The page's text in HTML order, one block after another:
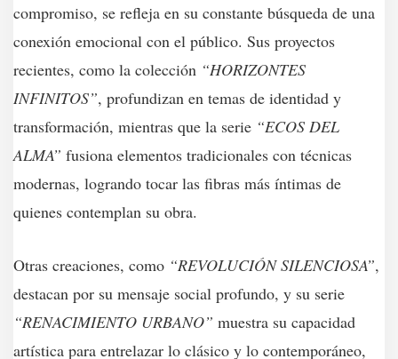
compromiso, se refleja en su constante búsqueda de una
conexión emocional con el público. Sus proyectos
recientes, como la colección “HORIZONTES
INFINITOS”, profundizan en temas de identidad y
transformación, mientras que la serie “ECOS DEL
ALMA” fusiona elementos tradicionales con técnicas
modernas, logrando tocar las fibras más íntimas de
quienes contemplan su obra.
Otras creaciones, como “REVOLUCIÓN SILENCIOSA”,
destacan por su mensaje social profundo, y su serie
“RENACIMIENTO URBANO” muestra su capacidad
artística para entrelazar lo clásico y lo contemporáneo,